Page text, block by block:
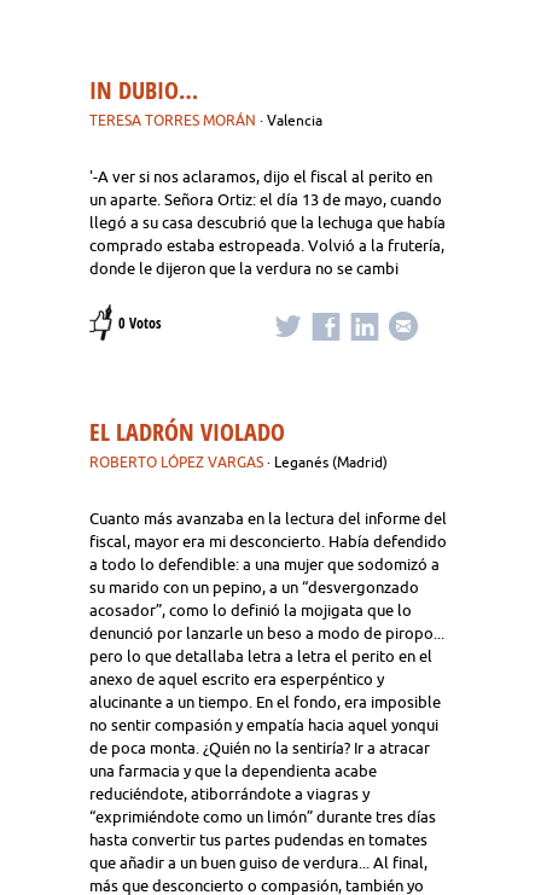
IN DUBIO…
TERESA TORRES MORÁN · Valencia
'-A ver si nos aclaramos, dijo el fiscal al perito en
un aparte. Señora Ortiz: el día 13 de mayo, cuando
llegó a su casa descubrió que la lechuga que había
comprado estaba estropeada. Volvió a la frutería,
donde le dijeron que la verdura no se cambi
0 Votos
EL LADRÓN VIOLADO
ROBERTO LÓPEZ VARGAS · Leganés (Madrid)
Cuanto más avanzaba en la lectura del informe del
fiscal, mayor era mi desconcierto. Había defendido
a todo lo defendible: a una mujer que sodomizó a
su marido con un pepino, a un “desvergonzado
acosador”, como lo definió la mojigata que lo
denunció por lanzarle un beso a modo de piropo...
pero lo que detallaba letra a letra el perito en el
anexo de aquel escrito era esperpéntico y
alucinante a un tiempo. En el fondo, era imposible
no sentir compasión y empatía hacia aquel yonqui
de poca monta. ¿Quién no la sentiría? Ir a atracar
una farmacia y que la dependienta acabe
reduciéndote, atiborrándote a viagras y
“exprimiéndote como un limón” durante tres días
hasta convertir tus partes pudendas en tomates
que añadir a un buen guiso de verdura... Al final,
más que desconcierto o compasión, también yo